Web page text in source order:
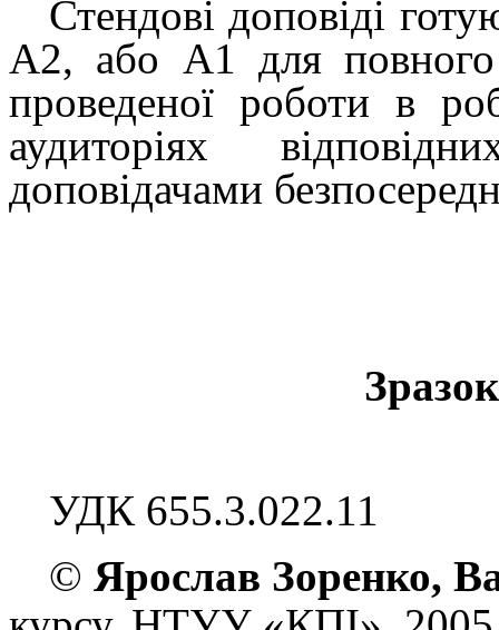
Стендові доповіді
А2, або А1 для повного
проведеної роботи в
аудиторіях
доповідачами
УДК 655.3.022.11
© Ярослав Зоренко,